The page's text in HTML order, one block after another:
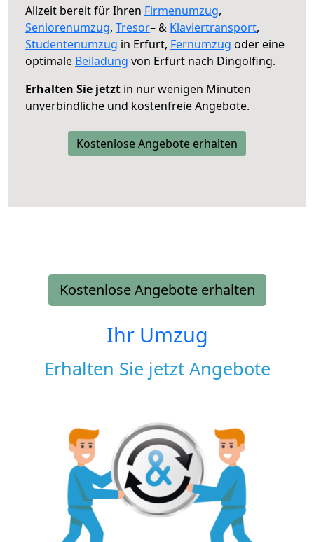
Allzeit bereit für Ihren Firmenumzug,
Seniorenumzug, Tresor– & Klaviertransport,
Studentenumzug in Erfurt, Fernumzug oder eine
optimale Beiladung von Erfurt nach Dingolfing.
Erhalten Sie jetzt in nur wenigen Minuten
unverbindliche und kostenfreie Angebote.
Kostenlose Angebote erhalten
Kostenlose Angebote erhalten
Ihr Umzug
Erhalten Sie jetzt Angebote